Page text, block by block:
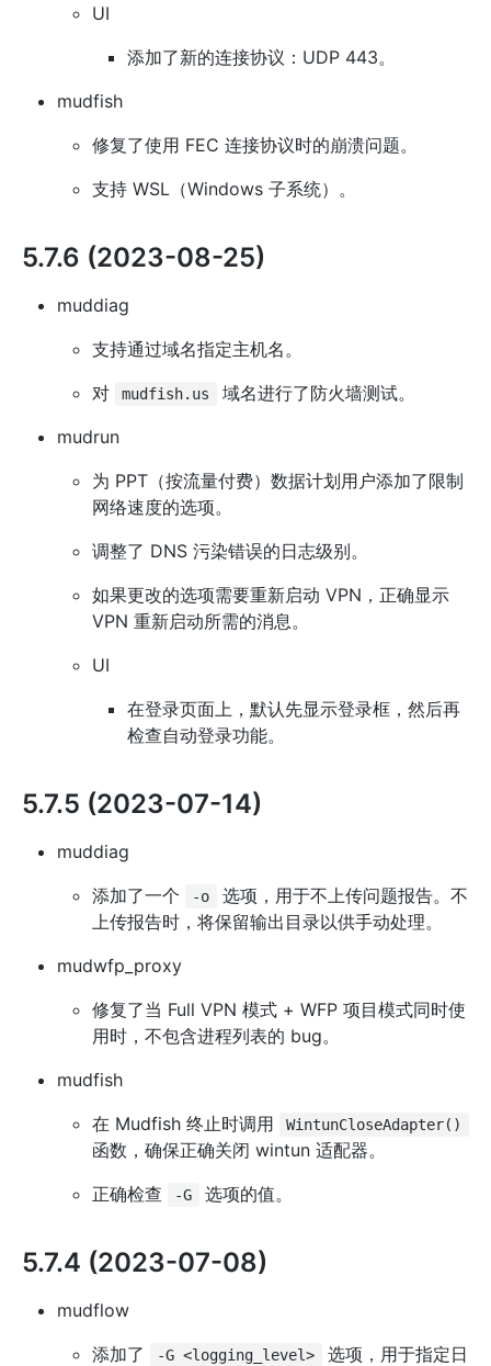
UI
添加了新的连接协议：UDP 443。
mudfish
修复了使用 FEC 连接协议时的崩溃问题。
支持 WSL（Windows 子系统）。
5.7.6 (2023-08-25)
muddiag
支持通过域名指定主机名。
对
mudfish.us
域名进行了防火墙测试。
mudrun
为 PPT（按流量付费）数据计划用户添加了限制
网络速度的选项。
调整了 DNS 污染错误的日志级别。
如果更改的选项需要重新启动 VPN，正确显示
VPN 重新启动所需的消息。
UI
在登录页面上，默认先显示登录框，然后再
检查自动登录功能。
5.7.5 (2023-07-14)
muddiag
添加了一个
-o
选项，用于不上传问题报告。不
上传报告时，将保留输出目录以供手动处理。
mudwfp_proxy
修复了当 Full VPN 模式 + WFP 项目模式同时使
用时，不包含进程列表的 bug。
mudfish
在 Mudfish 终止时调用
WintunCloseAdapter()
函数，确保正确关闭 wintun 适配器。
正确检查
-G 选项的值。
5.7.4 (2023-07-08)
mudflow
添加了
-G <logging_level>
选项，用于指定日